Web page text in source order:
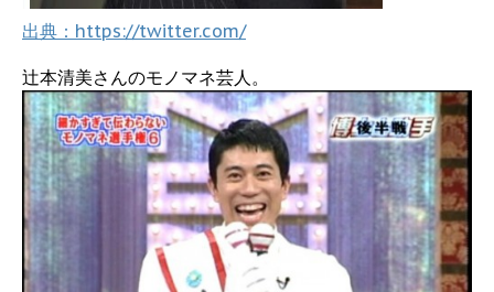
出典：https://twitter.com/
辻本清美さんのモノマネ芸人。